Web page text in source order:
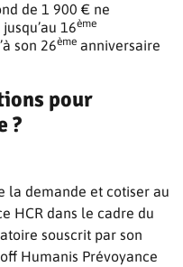
de 1 900 € ne
16ème
son 26ème anniversaire
pour
?
la demande et cotiser au
HCR dans le cadre du
souscrit par son
Humanis Prévoyance